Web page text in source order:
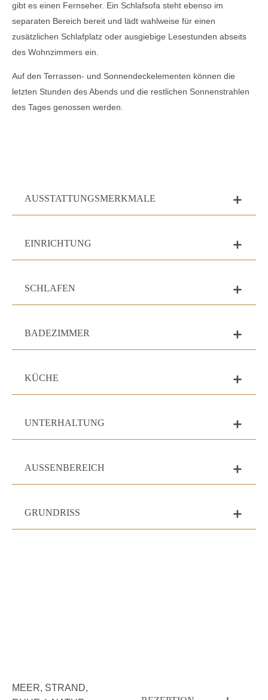
gibt es einen Fernseher. Ein Schlafsofa steht ebenso im
separaten Bereich bereit und lädt wahlweise für einen
zusätzlichen Schlafplatz oder ausgiebige Lesestunden abseits
des Wohnzimmers ein.
Auf den Terrassen- und Sonnendeckelementen können die
letzten Stunden des Abends und die restlichen Sonnenstrahlen
des Tages genossen werden.
AUSSTATTUNGSMERKMALE add
EINRICHTUNG add
SCHLAFEN add
BADEZIMMER add
KÜCHE add
UNTERHALTUNG add
AUSSENBEREICH add
GRUNDRISS add
MEER, STRAND,